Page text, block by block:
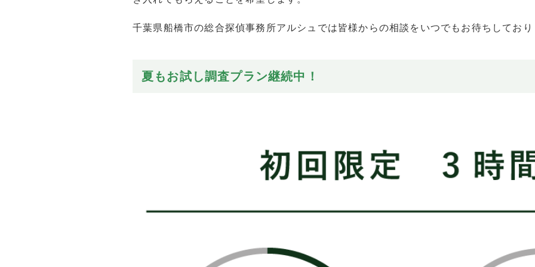
千葉県船橋市の総合探偵事務所アルシュでは皆様からの相談をいつでもお待ちしてお
夏もお試し調査プラン継続中！